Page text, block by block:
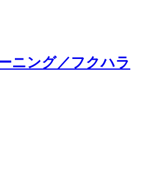
ニング／フクハラ